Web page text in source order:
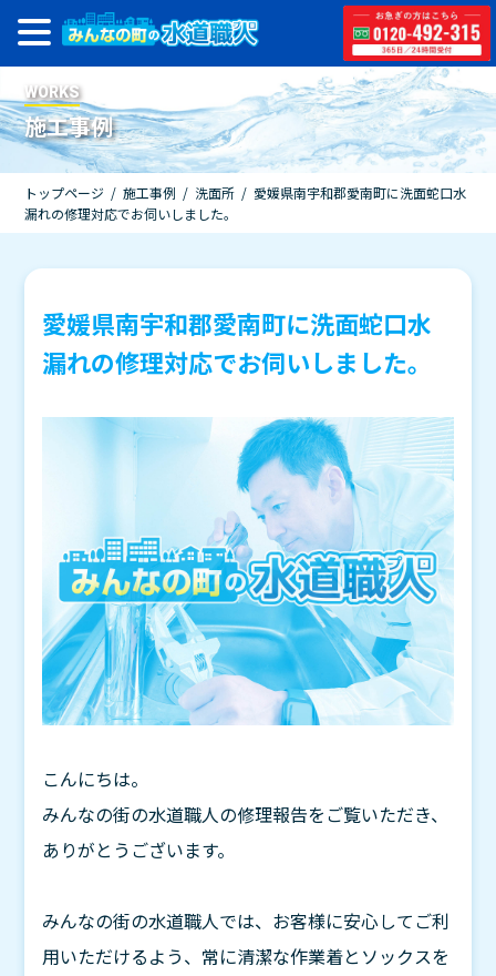
WORKS
施工事例
トップページ /施工事例 / 洗面所 / 愛媛県南宇和郡愛南町に洗面蛇口水
漏れの修理対応でお伺いしました。
愛媛県南宇和郡愛南町に洗面蛇口水
漏れの修理対応でお伺いしました。
こんにちは。
みんなの街の水道職人の修理報告をご覧いただき、
ありがとうございます。
みんなの街の水道職人では、お客様に安心してご利
用いただけるよう、常に清潔な作業着とソックスを